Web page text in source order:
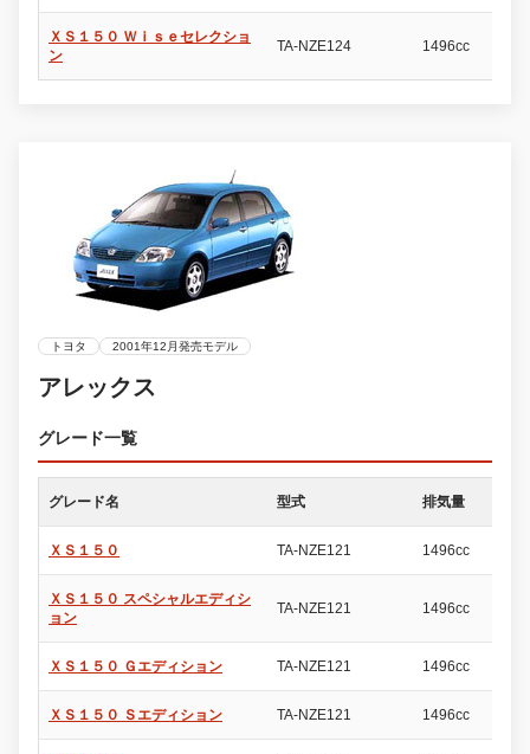
ＸＳ１５０ Ｗｉｓｅセレクショ
ン
TA-NZE124 1496cc
トヨタ 2001年12月発売モデル
アレックス
グレード一覧
グレード名 型式 排気量
ＸＳ１５０ TA-NZE121 1496cc
ＸＳ１５０ スペシャルエディシ
ョン
TA-NZE121 1496cc
ＸＳ１５０ Ｇエディション TA-NZE121 1496cc
ＸＳ１５０ Ｓエディション TA-NZE121 1496cc